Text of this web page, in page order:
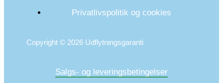
Privatlivspolitik og cookies
Copyright © 2026 Udflytningsgaranti
Salgs- og leveringsbetingelser